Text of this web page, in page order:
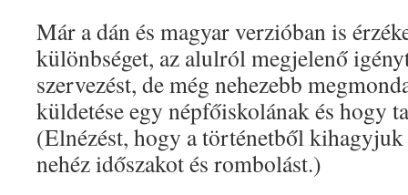
Már a dán és magyar verzióban is
különbséget, az alulról megjelenő
szervezést, de még nehezebb
küldetése egy népfőiskolának és hogy
(Elnézést, hogy a történetből
nehéz időszakot és rombolást.)